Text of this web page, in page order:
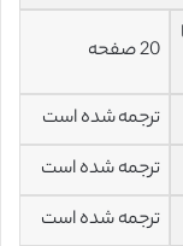
20 صفحه
ترجمه شده است
ترجمه شده است
ترجمه شده است